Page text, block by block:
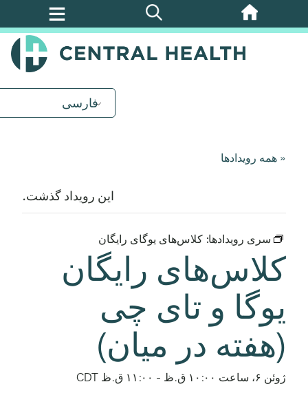
پرش
فارسی
« همه رویدادها
این رویداد گذشت.
سری رویدادها: کلاس‌های یوگای رایگان
کلاس‌های رایگان
یوگا و تای چی
(هفته در میان)
ژوئن ۶، ساعت ۱۰:۰۰ ق.ظ - ۱۱:۰۰ ق.ظ CDT